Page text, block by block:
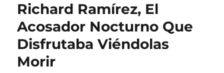
Richard Ramírez, El
Acosador Nocturno Que
Disfrutaba Viéndolas
Morir